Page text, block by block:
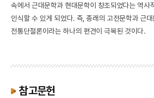
속에서 근대문학과 현대문학이 창조되었다는 역사
인식할 수 있게 되었다. 즉, 종래의 고전문학과 근대
전통단절론이라는 하나의 편견이 극복된 것이다.
참고문헌